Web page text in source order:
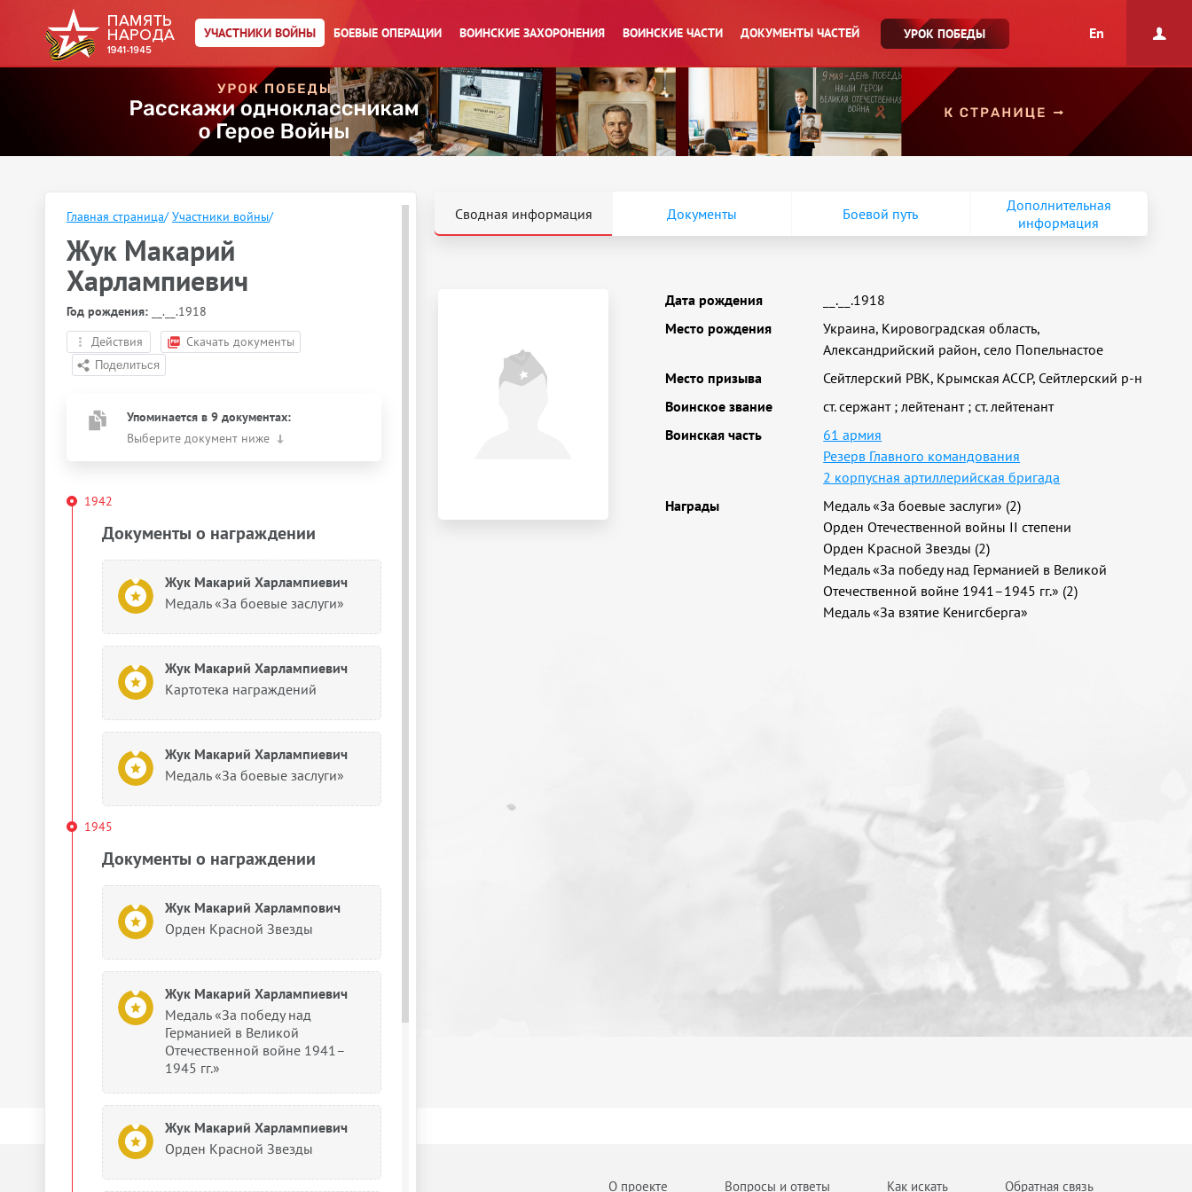
УЧАСТНИКИ ВОЙНЫ БОЕВЫЕ ОПЕРАЦИИ ВОИНСКИЕ ЗАХОРОНЕНИЯ ВОИНСКИЕ ЧАСТИ ДОКУМЕНТЫ ЧАСТЕЙ УРОК ПОБЕДЫ En
Главная страница/ Участники войны/
Жук Макарий
Харлампиевич
Год рождения: __.__.1918
Действия
Скачать документы
Упоминается в 9 документах:
Выберите документ ниже
1942
Документы о награждении
Жук Макарий Харлампиевич
Медаль «За боевые заслуги»
Жук Макарий Харлампиевич
Картотека награждений
Жук Макарий Харлампиевич
Медаль «За боевые заслуги»
1945
Документы о награждении
Жук Макарий Харлампович
Орден Красной Звезды
Жук Макарий Харлампиевич
Медаль «За победу над
Германией в Великой
Отечественной войне 1941–
1945 гг.»
Жук Макарий Харлампиевич
Орден Красной Звезды
Сводная информация Документы Боевой путь
Дополнительная
информация
Дата рождения
__.__.1918
Место рождения
Украина, Кировоградская область,
Александрийский район, село Попельнастое
Место призыва
Сейтлерский РВК, Крымская АССР, Сейтлерский р-н
Воинское звание
ст. сержант;лейтенант;ст. лейтенант
Воинская часть
61 армия
Резерв Главного командования
2 корпусная артиллерийская бригада
Награды
Медаль «За боевые заслуги» (2)
Орден Отечественной войны II степени
Орден Красной Звезды (2)
Медаль «За победу над Германией в Великой
Отечественной войне 1941–1945 гг.» (2)
Медаль «За взятие Кенигсберга»
О проекте Вопросы и ответы Как искать Обратная связь